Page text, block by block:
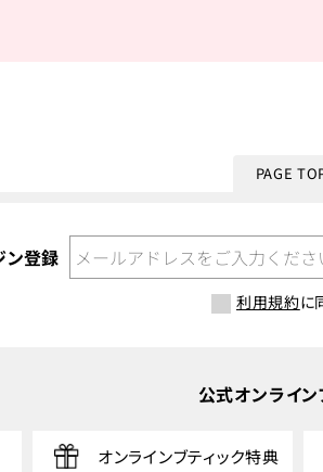
PAGE
ン登録
利用規約に
公式オンライン
オンラインブティック特典